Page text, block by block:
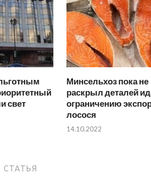
свет
Минсельхоз пока не
раскрыл деталей
ограничению
лосося
14.10.2022